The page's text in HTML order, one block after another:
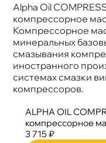
Alpha Oil
компрессорное
Компрессорное
минеральных
смазывания
иностранного
системах смазки
компрессоров.
язкость
ISO
Бренд
Тип масла
Объем
20л
Применение
ALPHA OIL
компрессорное
3 715 ₽